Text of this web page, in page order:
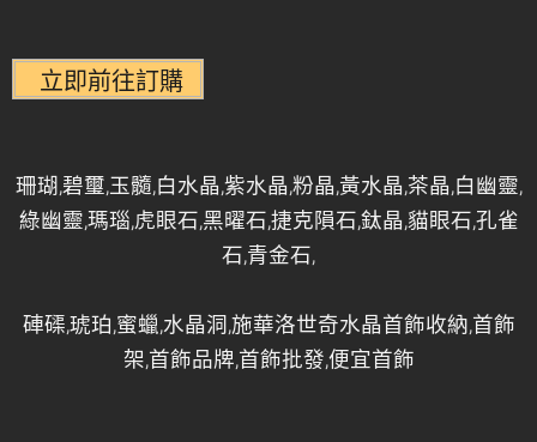
珊瑚,碧璽,玉髓,白水晶,紫水晶,粉晶,黃水晶,茶晶,白幽靈,
綠幽靈,瑪瑙,虎眼石,黑曜石,捷克隕石,鈦晶,貓眼石,孔雀
石,青金石,
硨磲,琥珀,蜜蠟,水晶洞,施華洛世奇水晶首飾收納,首飾
架,首飾品牌,首飾批發,便宜首飾